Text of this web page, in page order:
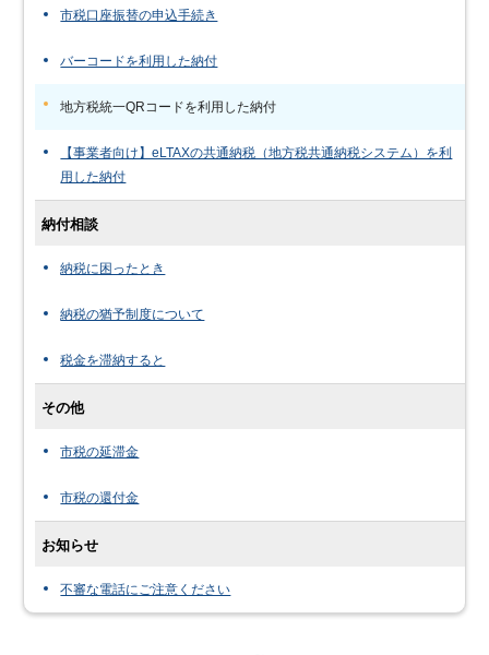
市税口座振替の申込手続き
バーコードを利用した納付
地方税統一QRコードを利用した納付
【事業者向け】eLTAXの共通納税（地方税共通納税システム）を利
用した納付
納付相談
納税に困ったとき
納税の猶予制度について
税金を滞納すると
その他
市税の延滞金
市税の還付金
お知らせ
不審な電話にご注意ください